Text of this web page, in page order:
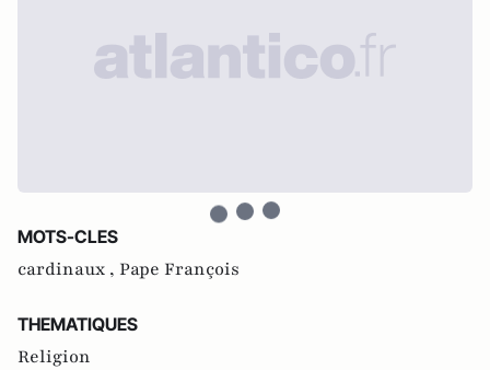
MOTS-CLES
cardinaux , Pape François
THEMATIQUES
Religion